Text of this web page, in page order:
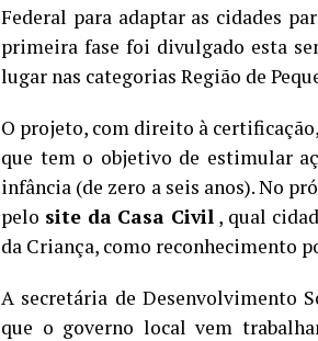
Federal para adaptar as cidades
primeira fase foi divulgado esta
lugar nas categorias Região de
O projeto, com direito à
que tem o objetivo de estimular
infância (de zero a seis anos). No
pelo site da Casa Civil , qual
da Criança, como reconhecimento
A secretária de Desenvolvimento
que o governo local vem